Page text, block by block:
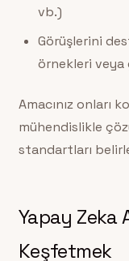
vb.)
Görüşlerini
örnekleri veya
Amacınız onları
mühendislikle
standartları
Yapay Zeka
Keşfetmek